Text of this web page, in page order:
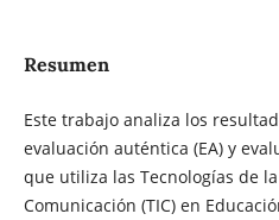
Resumen
Este trabajo analiza los
evaluación auténtica (EA) y
que utiliza las Tecnologías de
Comunicación (TIC) en